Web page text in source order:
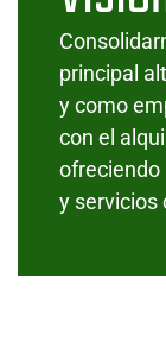
principal
y como
con el
ofreciendo
y servicios